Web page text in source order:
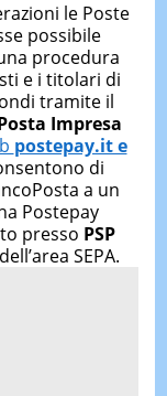
le Poste
possibile
procedura
e i titolari di
tramite il
Impresa
postepay.it e
di
a un
Postepay
presso PSP
SEPA.